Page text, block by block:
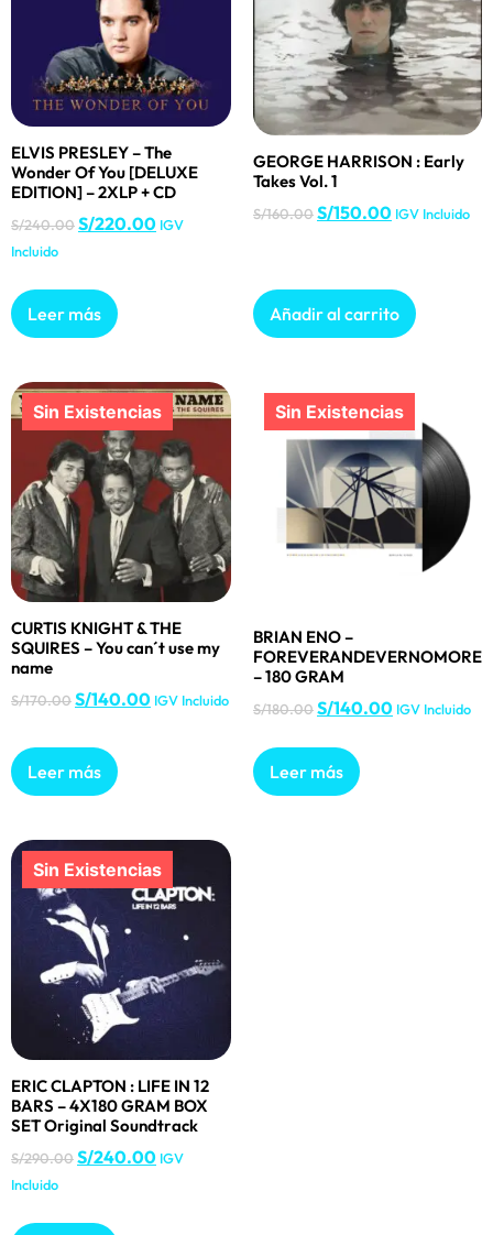
ELVIS PRESLEY – The
Wonder Of You [DELUXE
EDITION] – 2XLP + CD
S/240.00S/220.00 IGV
Incluido
Leer más
GEORGE HARRISON : Early
Takes Vol. 1
S/160.00S/150.00 IGV Incluido
Añadir al carrito
CURTIS KNIGHT & THE
SQUIRES – You can´t use my
name
S/170.00S/140.00 IGV Incluido
Leer más
BRIAN ENO –
FOREVERANDEVERNOMORE
– 180 GRAM
S/180.00S/140.00 IGV Incluido
Leer más
ERIC CLAPTON : LIFE IN 12
BARS – 4X180 GRAM BOX
SET Original Soundtrack
S/290.00S/240.00 IGV
Incluido